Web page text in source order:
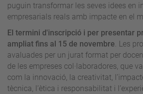
puguin transformar les seves idees en
empresarials reals amb impacte en el
El termini d'inscripció i per presentar
ampliat fins al 15 de novembre. Les
avaluades per un jurat format per
de les empreses col·laboradores, que
com la innovació, la creativitat,
tècnica, l’ètica i responsabilitat i